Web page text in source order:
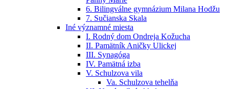
6. Bilingválne gymnázium Milana Hodžu
7. Sučianska Skala
Iné významné miesta
I. Rodný dom Ondreja Kožucha
II. Pamätník Aničky Ulickej
III. Synagóga
IV. Pamätná izba
V. Schulzova vila
Va. Schulzova tehelňa